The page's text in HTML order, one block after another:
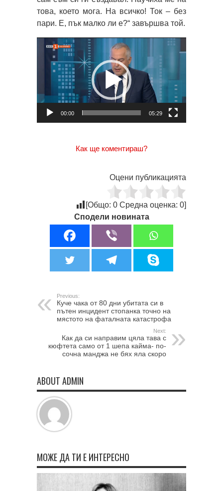
това, което мога. На всичко! Ток – без
пари. Е, пък малко ли е?“ завършва той.
Видео
00:00 05:29
Как ще коментираш?
Оцени публикацията
[Общо: 0 Средна оценка: 0]
Сподели новината
Previous:
Куче чака от 80 дни убитата си в
пътен инцидент стопанка точно на
мястото на фаталната катастрофа
Next:
Как да си направим цяла тава с
кюфтета само от 1 шепа кайма- по-
сочна манджа не бях яла скоро
ABOUT ADMIN
МОЖЕ ДА ТИ Е ИНТЕРЕСНО